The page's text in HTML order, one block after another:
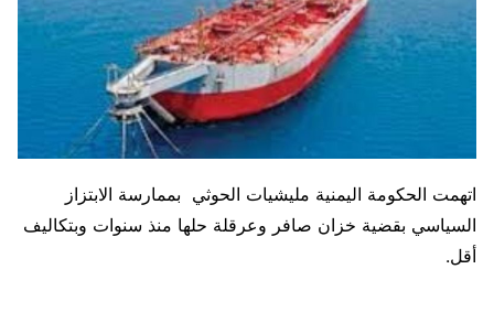
اتهمت الحكومة اليمنية مليشيات الحوثي بممارسة الابتزاز
السياسي بقضية خزان صافر وعرقلة حلها منذ سنوات وبتكاليف
أقل.